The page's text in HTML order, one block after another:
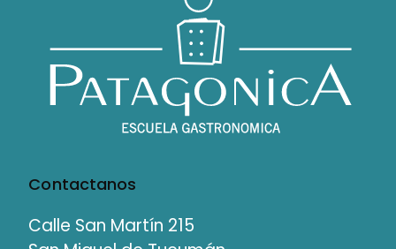
Contactanos
Calle San Martín 215